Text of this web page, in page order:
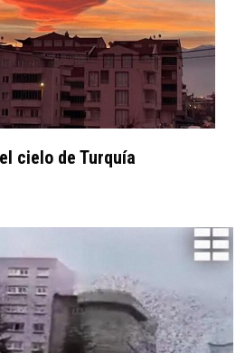
cielo de Turquía